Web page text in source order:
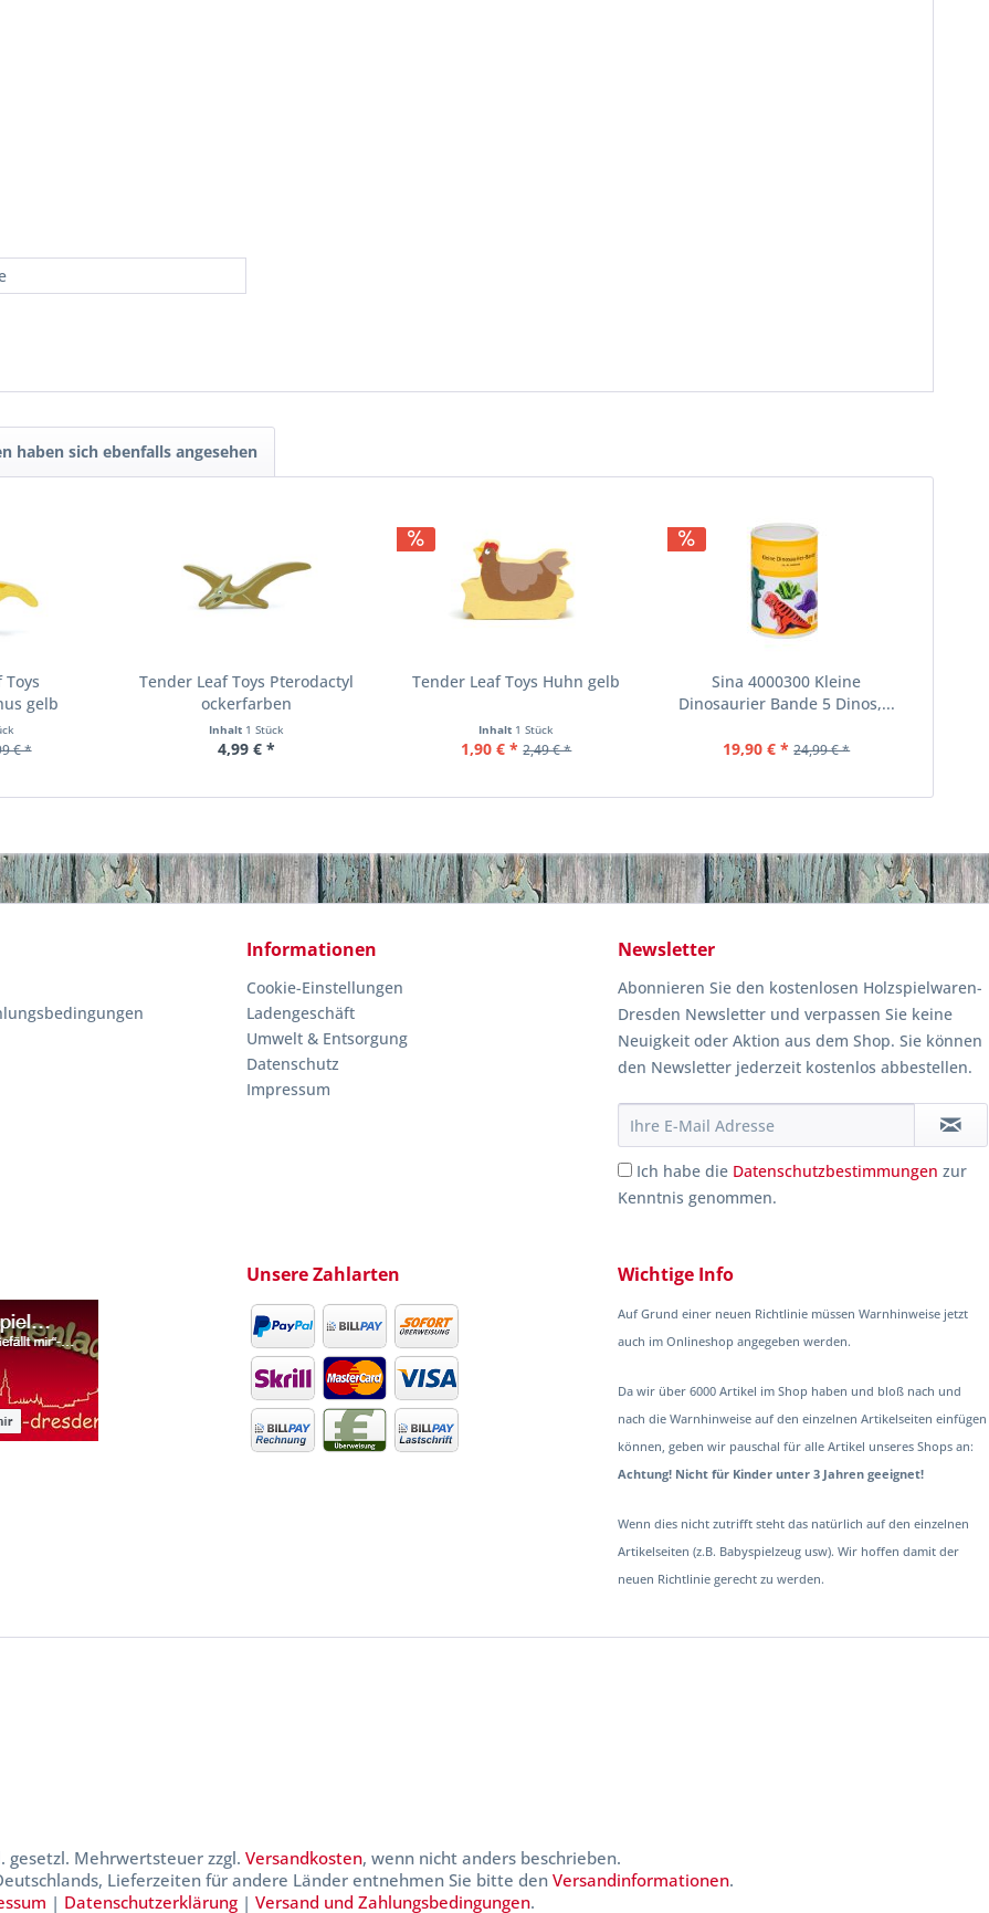
haben sich ebenfalls angesehen
Toys
gelb
€ *
Tender Leaf Toys Pterodactyl
ockerfarben
Inhalt 1 Stück
4,99 € *
Tender Leaf Toys Huhn gelb
Inhalt 1 Stück
1,90 € * 2,49 € *
Sina 4000300 Kleine
Dinosaurier Bande 5 Dinos,...
19,90 € * 24,99 € *
Informationen
Cookie-Einstellungen
Ladengeschäft
Umwelt & Entsorgung
Datenschutz
Impressum
Newsletter
Abonnieren Sie den kostenlosen Holzspielwaren-
Dresden Newsletter und verpassen Sie keine
Neuigkeit oder Aktion aus dem Shop. Sie können
den Newsletter jederzeit kostenlos abbestellen.
Ich habe die Datenschutzbestimmungen zur
Kenntnis genommen.
Unsere Zahlarten Wichtige Info
Auf Grund einer neuen Richtlinie müssen Warnhinweise jetzt
auch im Onlineshop angegeben werden.
Da wir über 6000 Artikel im Shop haben und bloß nach und
nach die Warnhinweise auf den einzelnen Artikelseiten einfügen
können, geben wir pauschal für alle Artikel unseres Shops an:
Achtung! Nicht für Kinder unter 3 Jahren geeignet!
Wenn dies nicht zutrifft steht das natürlich auf den einzelnen
Artikelseiten (z.B. Babyspielzeug usw). Wir hoffen damit der
neuen Richtlinie gerecht zu werden.
gesetzl. Mehrwertsteuer zzgl. Versandkosten, wenn nicht anders beschrieben.
Lieferzeiten für andere Länder entnehmen Sie bitte den Versandinformationen.
| Datenschutzerklärung| Versand und Zahlungsbedingungen.